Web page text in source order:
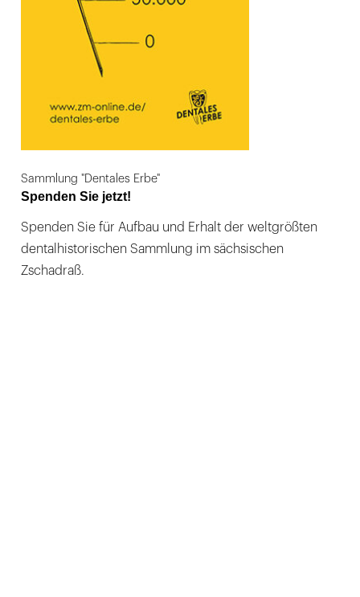
Sammlung "Dentales Erbe"
Spenden Sie jetzt!
Spenden Sie für Aufbau und Erhalt der weltgrößten
dentalhistorischen Sammlung im sächsischen
Zschadraß.